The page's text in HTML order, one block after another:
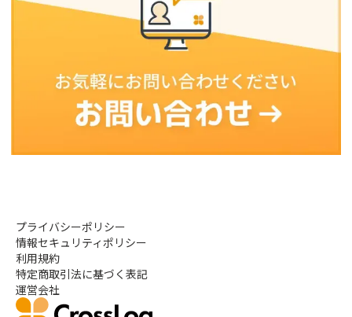
プライバシーポリシー
情報セキュリティポリシー
利用規約
特定商取引法に基づく表記
運営会社